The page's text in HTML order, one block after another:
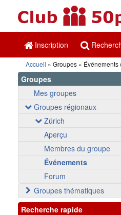
Inscription
Accueil Groupes
Groupes
Mes groupes
Groupes régionaux
Zürich
Aperçu
Membres du groupe
Événements
Forum
Groupes thématiques
Recherche rapide